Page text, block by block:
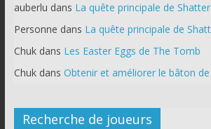
auberlu dans La quête principale de
Personne dans La quête principale de
Chukdans Les Easter Eggs de The Tomb
Chukdans Obtenir et améliorer le bâton de
Recherche de joueurs